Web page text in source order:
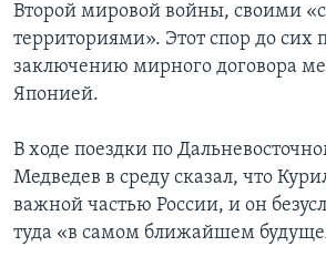
Второй мировой войны, своими
территориями». Этот спор до сих
заключению мирного договора
Японией.
В ходе поездки по
Медведев в среду сказал, что
важной частью России, и он
туда «в самом ближайшем